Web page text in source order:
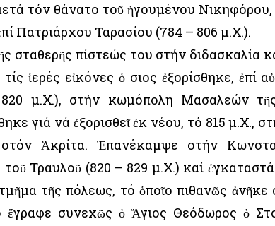
τόν θάνατο τοῦ ἡγουμένου
Πατριάρχου Ταρασίου (784 – 806 μ.Χ.).
σταθερῆς πίστεώς του στήν διδασκαλία
ἱερές εἰκόνες ὁ Ὅσιος ἐξορίσθηκε, ἐπί
μ.Χ.), στήν κωμόπολη Μασαλεών
γιά νά ἐξορισθεῖ ἐκ νέου, τό 815 μ.Χ.,
Ἀκρίτα. Ἐπανέκαμψε στήν
Τραυλοῦ (820 – 829 μ.Χ.) καί
τῆς πόλεως, τό ὁποῖο πιθανῶς
ἔγραφε συνεχῶς ὁ Ἅγιος Θεόδωρος ὁ